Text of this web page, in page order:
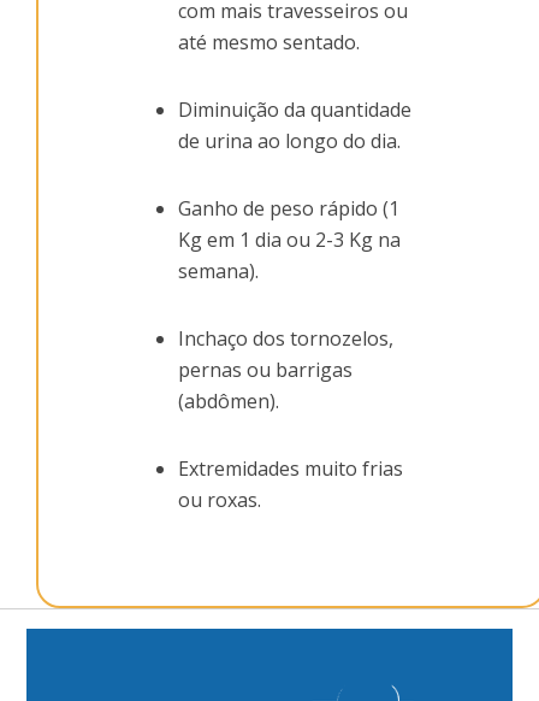
com mais travesseiros ou
até mesmo sentado.
Diminuição da quantidade
de urina ao longo do dia.
Ganho de peso rápido (1
Kg em 1 dia ou 2-3 Kg na
semana).
Inchaço dos tornozelos,
pernas ou barrigas
(abdômen).
Extremidades muito frias
ou roxas.